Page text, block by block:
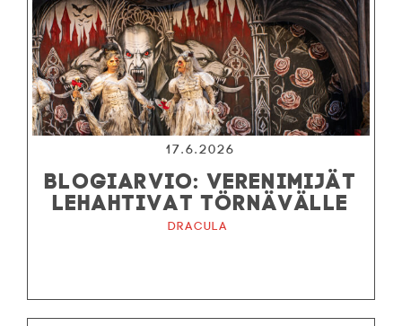
17.6.2026
BLOGIARVIO: VERENIMIJÄT
LEHAHTIVAT TÖRNÄVÄLLE
Dracula